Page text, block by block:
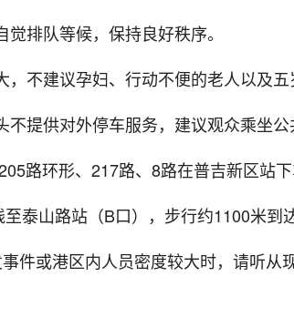
排队等候，保持良好秩序。
，不建议孕妇、行动不便的老人以及五
不提供对外停车服务，建议观众乘坐公
路环形、217路、8路在普吉新区站下
泰山路站（B口），步行约1100米到达
件或港区内人员密度较大时，请听从